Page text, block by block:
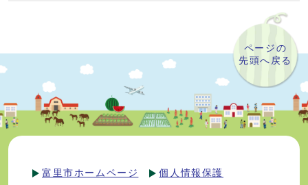
ページの
先頭へ戻る
富里市ホームページ 個人情報保護